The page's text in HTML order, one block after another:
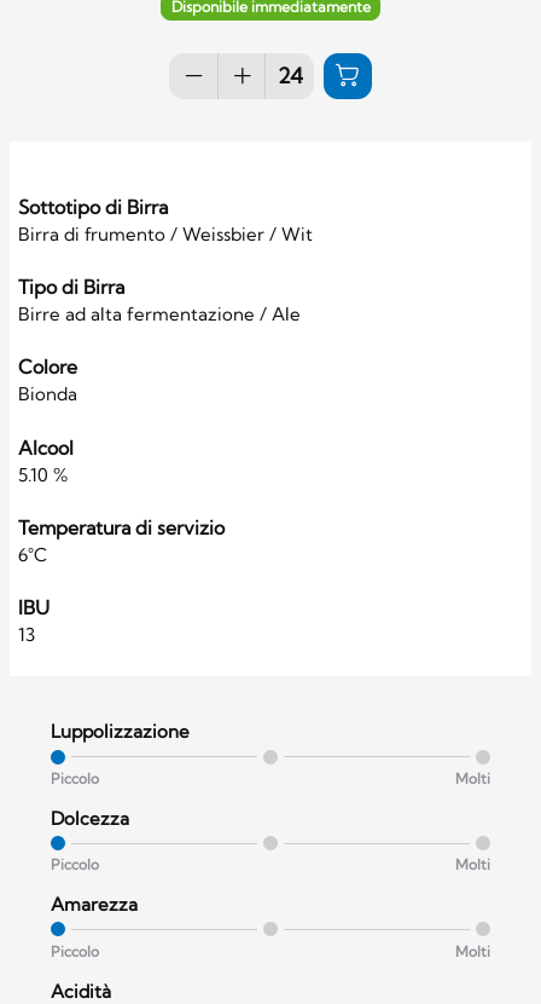
Disponibile immediatamente
Sottotipo di Birra
Birra di frumento / Weissbier / Wit
Tipo di Birra
Birre ad alta fermentazione / Ale
Colore
Bionda
Alcool
5.10 %
Temperatura di servizio
6°C
IBU
13
Luppolizzazione
Piccolo Molti
Dolcezza
Piccolo Molti
Amarezza
Piccolo Molti
Acidità